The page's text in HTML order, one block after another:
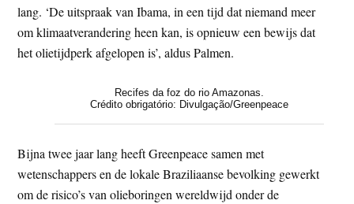
lang. ‘De uitspraak van Ibama, in een tijd dat niemand meer
om klimaatverandering heen kan, is opnieuw een bewijs dat
het olietijdperk afgelopen is’, aldus Palmen.
Recifes da foz do rio Amazonas.
Crédito obrigatório: Divulgação/Greenpeace
Bijna twee jaar lang heeft Greenpeace samen met
wetenschappers en de lokale Braziliaanse bevolking gewerkt
om de risico’s van olieboringen wereldwijd onder de